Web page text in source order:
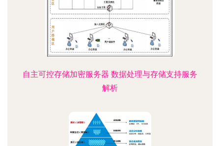
自主可控存储加密服务器 数据处理与存储支持服务
解析